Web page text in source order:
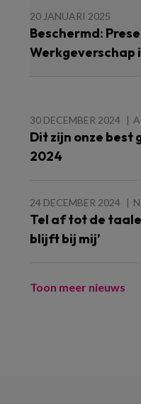
20 JANUARI 2025
Beschermd:
Werkgeverschap
30 DECEMBER 2024
Dit zijn onze best
2024
24 DECEMBER 2024
Tel af tot de
blijft bij mij’
Toon meer nieuws